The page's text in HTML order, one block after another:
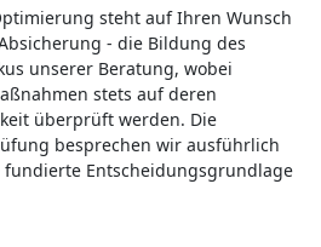
steht auf Ihren Wunsch
- die Bildung des
unserer Beratung, wobei
stets auf deren
überprüft werden. Die
besprechen wir ausführlich
Entscheidungsgrundlage